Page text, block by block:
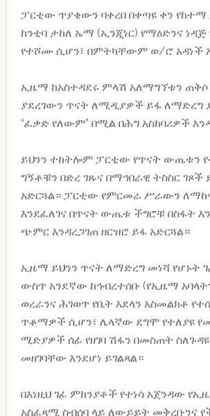
ፓርቲው ጥያቄውን ባቀረበ በቀጣዩ ቀን የከተማ
ከንቲባ ታከለ ኡማ (ኢንጂነር) የማዕድንና
የተሾሙ ሲሆን፣ በምትካቸውም ወ/ሮ አዳነች
ኢዜማ ከአስተዳደሩ ምላሽ አለማግኘቱን ጠቅሶ
ያደረገውን ጥናት ለሚዲያዎች ይፋ ለማድረግ
“ፈቃድ የለውም” በሚል በሕግ አስከባሪዎች
ይህንን ተከትሎም ፓርቲው የጥናት ውጤቱን
ግኝቶቹን በድረ ገጹና በማኅበራዊ ትስስር ገጾች
አድርጓል። ፓርቲው የምርመራ ሥራውን
እንደፈለገና በጥናት ውጤቱ ችግሮቹ በስፋት
ጭምር እንዳረጋገጠ ዘርዝሮ ይፋ አድርጓል።
ኢዜማ ይህንን ጥናት ለማድረግ መነሻ የሆኑት
ውስጥ አንደኛው ከኅብረተሰቡ (የኢዜማ
ወረራንና ሕገወጥ የቤት እደላን አስመልክቶ
ጥቆማዎች ሲሆን፣ ሌላኛው ደግሞ የተለያዩ
ሚድያዎች ሰፊ የዘገባ ሽፋን በመስጠት
መዘገባቸው እንደሆነ ይገልጻል።
በእነዚህ ገፊ ምክንያቶች የተነሳ አጀንዳው
አስፈጻሚ ስብሰባ ላይ ለውይይት መቅረቡንና